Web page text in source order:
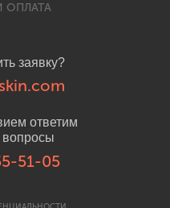
заявку?
ответим
51-05
ОПЛАТА